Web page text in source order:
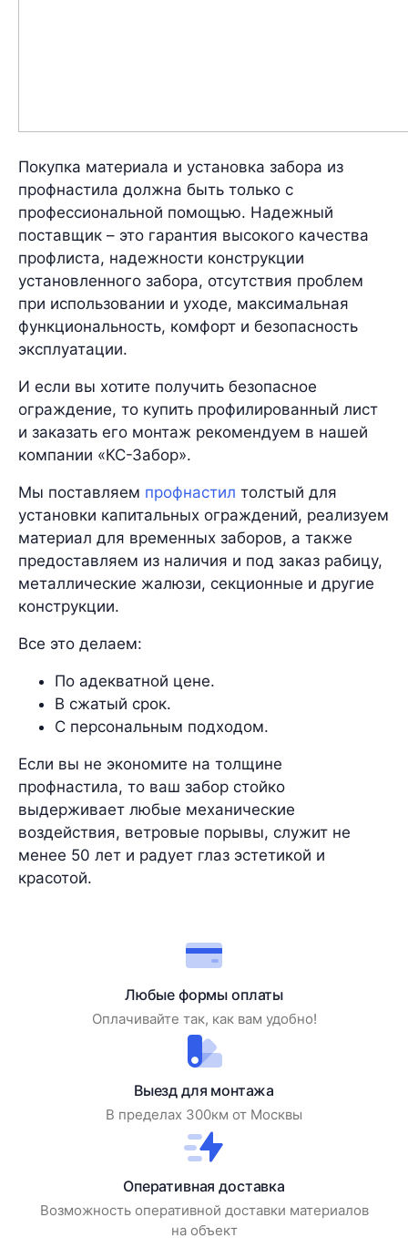
Покупка материала и установка забора из
профнастила должна быть только с
профессиональной помощью. Надежный
поставщик – это гарантия высокого качества
профлиста, надежности конструкции
установленного забора, отсутствия проблем
при использовании и уходе, максимальная
функциональность, комфорт и безопасность
эксплуатации.
И если вы хотите получить безопасное
ограждение, то купить профилированный лист
и заказать его монтаж рекомендуем в нашей
компании «КС-Забор».
Мы поставляем профнастил толстый для
установки капитальных ограждений, реализуем
материал для временных заборов, а также
предоставляем из наличия и под заказ рабицу,
металлические жалюзи, секционные и другие
конструкции.
Все это делаем:
По адекватной цене.
В сжатый срок.
С персональным подходом.
Если вы не экономите на толщине
профнастила, то ваш забор стойко
выдерживает любые механические
воздействия, ветровые порывы, служит не
менее 50 лет и радует глаз эстетикой и
красотой.
Любые формы оплаты
Оплачивайте так, как вам удобно!
Выезд для монтажа
В пределах 300км от Москвы
Оперативная доставка
Возможность оперативной доставки материалов
на объект